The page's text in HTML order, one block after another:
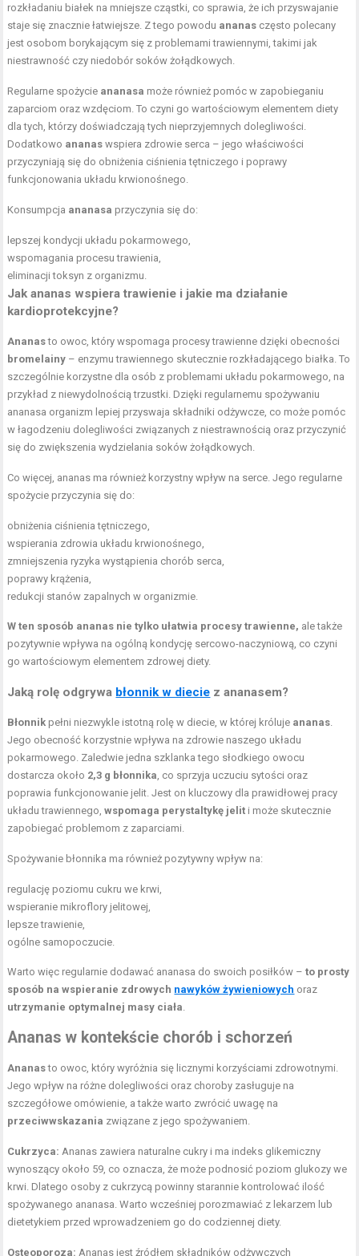
rozkładaniu białek na mniejsze cząstki, co sprawia, że ich przyswajanie
staje się znacznie łatwiejsze. Z tego powodu ananas często polecany
jest osobom borykającym się z problemami trawiennymi, takimi jak
niestrawność czy niedobór soków żołądkowych.
Regularne spożycie ananasa może również pomóc w zapobieganiu
zaparciom oraz wzdęciom. To czyni go wartościowym elementem diety
dla tych, którzy doświadczają tych nieprzyjemnych dolegliwości.
Dodatkowo ananas wspiera zdrowie serca – jego właściwości
przyczyniają się do obniżenia ciśnienia tętniczego i poprawy
funkcjonowania układu krwionośnego.
Konsumpcja ananasa przyczynia się do:
lepszej kondycji układu pokarmowego,
wspomagania procesu trawienia,
eliminacji toksyn z organizmu.
Jak ananas wspiera trawienie i jakie ma działanie
kardioprotekcyjne?
Ananasto owoc, który wspomaga procesy trawienne dzięki obecności
bromelainy – enzymu trawiennego skutecznie rozkładającego białka. To
szczególnie korzystne dla osób z problemami układu pokarmowego, na
przykład z niewydolnością trzustki. Dzięki regularnemu spożywaniu
ananasa organizm lepiej przyswaja składniki odżywcze, co może pomóc
w łagodzeniu dolegliwości związanych z niestrawnością oraz przyczynić
się do zwiększenia wydzielania soków żołądkowych.
Co więcej, ananas ma również korzystny wpływ na serce. Jego regularne
spożycie przyczynia się do:
obniżenia ciśnienia tętniczego,
wspierania zdrowia układu krwionośnego,
zmniejszenia ryzyka wystąpienia chorób serca,
poprawy krążenia,
redukcji stanów zapalnych w organizmie.
W ten sposób ananas nie tylko ułatwia procesy trawienne, ale także
pozytywnie wpływa na ogólną kondycję sercowo-naczyniową, co czyni
go wartościowym elementem zdrowej diety.
Jaką rolę odgrywa błonnik w diecie z ananasem?
Błonnik pełni niezwykle istotną rolę w diecie, w której króluje ananas
Jego obecność korzystnie wpływa na zdrowie naszego układu
pokarmowego. Zaledwie jedna szklanka tego słodkiego owocu
dostarcza około 2,3 g błonnika , co sprzyja uczuciu sytości oraz
poprawia funkcjonowanie jelit. Jest on kluczowy dla prawidłowej pracy
układu trawiennego,wspomaga perystaltykę jelit i może skutecznie
zapobiegać problemom z zaparciami.
Spożywanie błonnika ma również pozytywny wpływ na:
regulację poziomu cukru we krwi,
wspieranie mikroflory jelitowej,
lepsze trawienie,
ogólne samopoczucie.
Warto więc regularnie dodawać ananasa do swoich posiłków –to prosty
sposób na wspieranie zdrowych nawyków żywieniowych oraz
utrzymanie optymalnej masy ciała
Ananas w kontekście chorób i schorzeń
Ananasto owoc, który wyróżnia się licznymi korzyściami zdrowotnymi.
Jego wpływ na różne dolegliwości oraz choroby zasługuje na
szczegółowe omówienie, a także warto zwrócić uwagę na
przeciwwskazania związane z jego spożywaniem.
Cukrzyca: Ananas zawiera naturalne cukry i ma indeks glikemiczny
wynoszący około 59, co oznacza, że może podnosić poziom glukozy we
krwi. Dlatego osoby z cukrzycą powinny starannie kontrolować ilość
spożywanego ananasa. Warto wcześniej porozmawiać z lekarzem lub
dietetykiem przed wprowadzeniem go do codziennej diety.
Osteoporoza: Ananas jest źródłem składników odżywczych